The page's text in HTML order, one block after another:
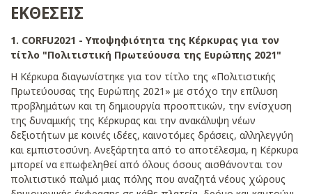
ΕΚΘΕΣΕΙΣ
1. CORFU2021 - Υποψηφιότητα της Κέρκυρας για τον
τίτλο "Πολιτιστική Πρωτεύουσα της Ευρώπης 2021"
Η Κέρκυρα διαγωνίστηκε για τον τίτλο της «Πολιτιστικής
Πρωτεύουσας της Ευρώπης 2021» με στόχο την επίλυση
προβλημάτων και τη δημιουργία προοπτικών, την ενίσχυση
της δυναμικής της Κέρκυρας και την ανακάλυψη νέων
δεξιοτήτων με κοινές ιδέες, καινοτόμες δράσεις, αλληλεγγύη
και εμπιστοσύνη. Ανεξάρτητα από το αποτέλεσμα, η Κέρκυρα
μπορεί να επωφεληθεί από όλους όσους αισθάνονται τον
πολιτιστικό παλμό μιας πόλης που αναζητά νέους χώρους